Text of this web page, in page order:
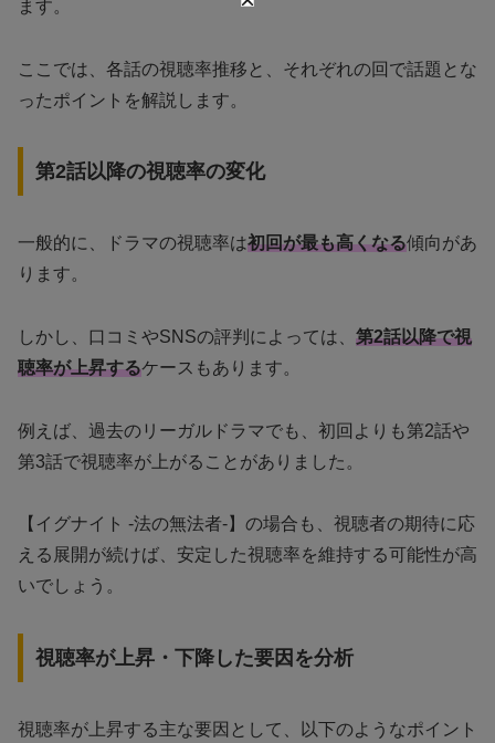
ます。
ここでは、各話の視聴率推移と、それぞれの回で話題とな
ったポイントを解説します。
第2話以降の視聴率の変化
一般的に、ドラマの視聴率は初回が最も高くなる傾向があ
ります。
しかし、口コミやSNSの評判によっては、 第2話以降で視
聴率が上昇するケースもあります。
例えば、過去のリーガルドラマでも、初回よりも第2話や
第3話で視聴率が上がることがありました。
【イグナイト -法の無法者-】の場合も、視聴者の期待に応
える展開が続けば、安定した視聴率を維持する可能性が高
いでしょう。
視聴率が上昇・下降した要因を分析
視聴率が上昇する主な要因として、以下のようなポイント